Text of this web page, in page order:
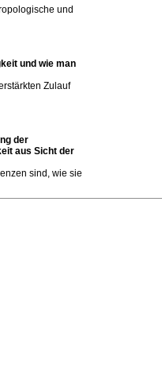
und
und wie man
Zulauf
der
aus Sicht der
sind, wie sie